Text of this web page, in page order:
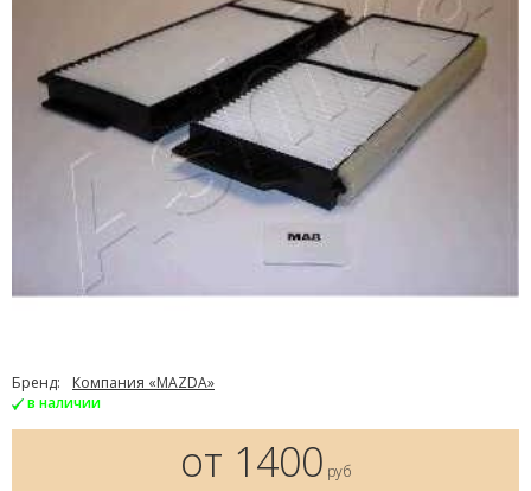
Бренд:
Компания «MAZDA»
в наличии
от 1400 руб